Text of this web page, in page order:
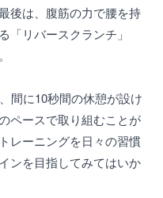
後は、腹筋の力で腰を持
「リバースクランチ」
間に10秒間の休憩が設け
ペースで取り組むことが
レーニングを日々の習慣
ンを目指してみてはいか